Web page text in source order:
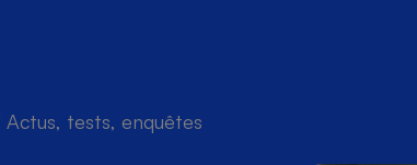
tests, enquêtes